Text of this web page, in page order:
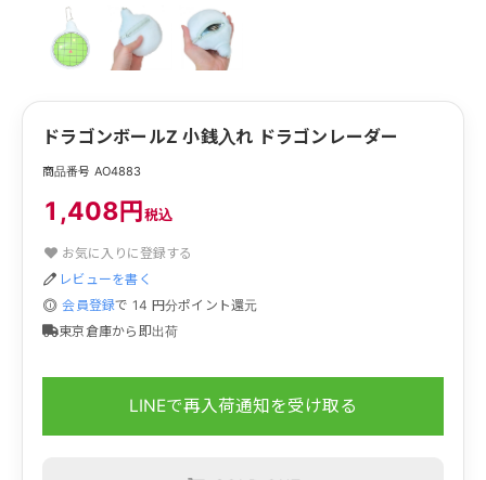
ドラゴンボールZ 小銭入れ ドラゴンレーダー
商品番号 AO4883
1,408円税込
お気に入りに登録する
レビューを書く
会員登録で 14 円分ポイント還元
東京倉庫から即出荷
LINEで再入荷通知を受け取る